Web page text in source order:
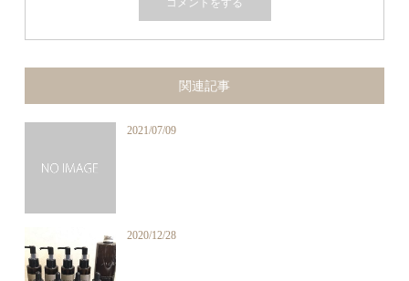
関連記事
2021/07/09
2020/12/28